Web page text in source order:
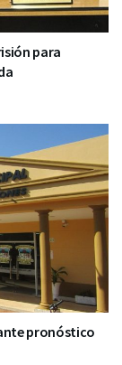
para
pronóstico